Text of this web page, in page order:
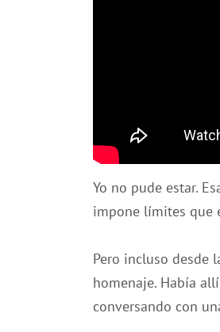
Yo no pude estar.
impone límites que
Pero incluso desde
homenaje. Había
conversando con